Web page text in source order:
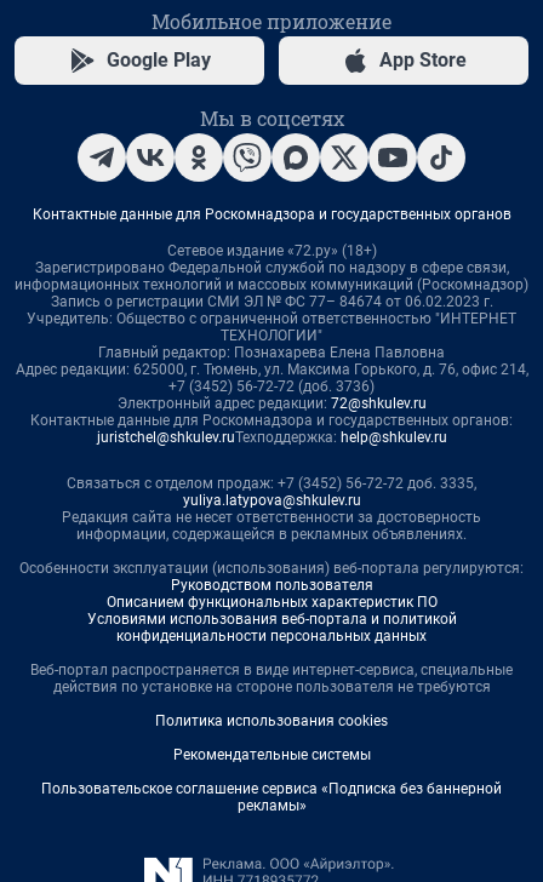
Мобильное приложение
Google Play App Store
Мы в соцсетях
Контактные данные для Роскомнадзора и государственных органов
Сетевое издание «72.ру» (18+)
Зарегистрировано Федеральной службой по надзору в сфере связи,
информационных технологий и массовых коммуникаций (Роскомнадзор)
Запись о регистрации СМИ ЭЛ № ФС 77– 84674 от 06.02.2023 г.
Учредитель: Общество с ограниченной ответственностью "ИНТЕРНЕТ
ТЕХНОЛОГИИ"
Главный редактор: Познахарева Елена Павловна
Адрес редакции: 625000, г. Тюмень, ул. Максима Горького, д. 76, офис 214,
+7 (3452) 56-72-72 (доб. 3736)
Электронный адрес редакции: 72@shkulev.ru
Контактные данные для Роскомнадзора и государственных органов:
juristchel@shkulev.ruТехподдержка: help@shkulev.ru
Связаться с отделом продаж: +7 (3452) 56-72-72 доб. 3335,
yuliya.latypova@shkulev.ru
Редакция сайта не несет ответственности за достоверность
информации, содержащейся в рекламных объявлениях.
Особенности эксплуатации (использования) веб-портала регулируются:
Руководством пользователя
Описанием функциональных характеристик ПО
Условиями использования веб-портала и политикой
конфиденциальности персональных данных
Веб-портал распространяется в виде интернет-сервиса, специальные
действия по установке на стороне пользователя не требуются
Политика использования cookies
Рекомендательные системы
Пользовательское соглашение сервиса «Подписка без баннерной
рекламы»